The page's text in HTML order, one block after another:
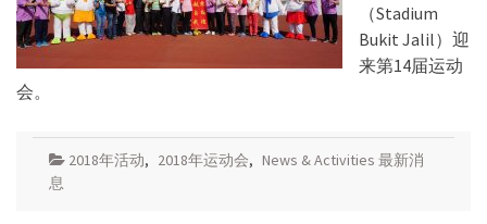
（Stadium
Bukit Jalil）迎
来第14届运动
会。
2018年活动, 2018年运动会, News & Activities 最新消
息